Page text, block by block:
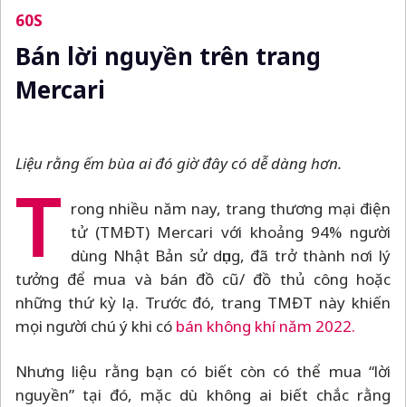
60S
Bán lời nguyền trên trang
Mercari
Liệu rằng ếm bùa ai đó giờ đây có dễ dàng hơn.
T rong nhiều năm nay, trang thương mại điện
tử (TMĐT) Mercari với khoảng 94% người
dùng Nhật Bản sử dụng, đã trở thành nơi lý
tưởng để mua và bán đồ cũ/ đồ thủ công hoặc
những thứ kỳ lạ. Trước đó, trang TMĐT này khiến
mọi người chú ý khi có bán không khí năm 2022.
Nhưng liệu rằng bạn có biết còn có thể mua “lời
nguyền” tại đó, mặc dù không ai biết chắc rằng